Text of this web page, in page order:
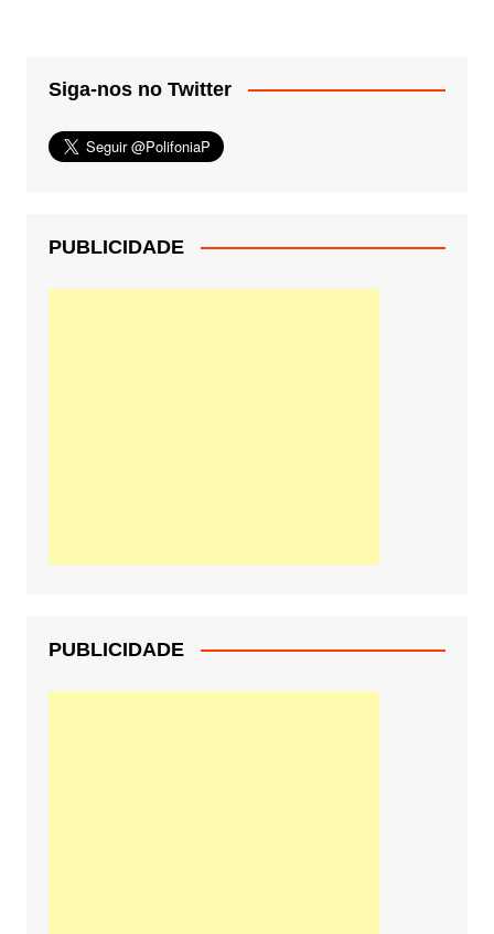
Siga-nos no Twitter
PUBLICIDADE
PUBLICIDADE